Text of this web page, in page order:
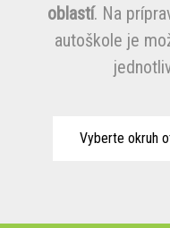
oblastí. Na
autoškole je
Vyberte okruh